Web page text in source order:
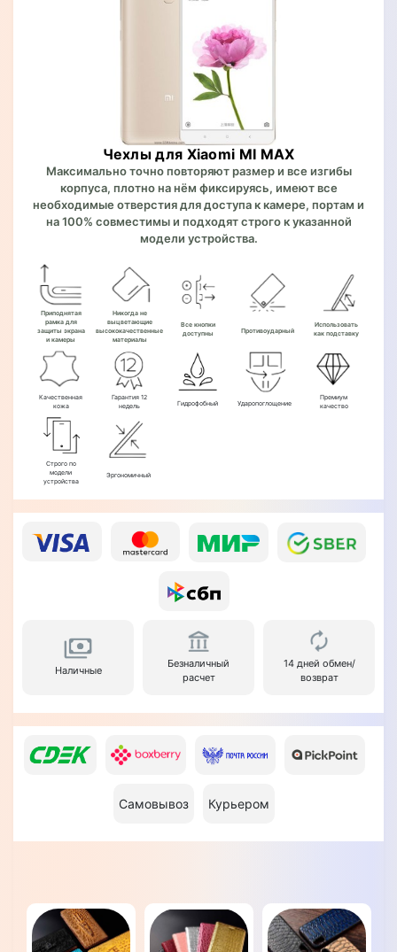
Чехлы для Xiaomi MI MAX
Максимально точно повторяют размер и все изгибы
корпуса, плотно на нём фиксируясь, имеют все
необходимые отверстия для доступа к камере, портам и
на 100% совместимы и подходят строго к указанной
модели устройства.
Приподнятая
рамка для
защиты экрана
и камеры
Никогда не
выцветающие
высококачественные
материалы
Все кнопки
доступны
Противоударный
Использовать
как подставку
Качественная
кожа
Гарантия 12
недель
Гидрофобный Ударопоглощение
Премиум
качество
Строго по
модели
устройства
Эргономичный
Наличные
Безналичный
расчет
14 дней обмен/
возврат
Самовывоз Курьером